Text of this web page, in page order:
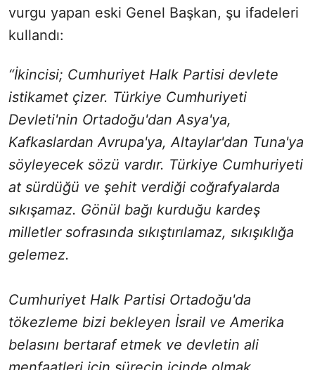
vurgu yapan eski Genel Başkan, şu ifadeleri
kullandı:
“İkincisi; Cumhuriyet Halk Partisi devlete
istikamet çizer. Türkiye Cumhuriyeti
Devleti'nin Ortadoğu'dan Asya'ya,
Kafkaslardan Avrupa'ya, Altaylar'dan Tuna'ya
söyleyecek sözü vardır. Türkiye Cumhuriyeti
at sürdüğü ve şehit verdiği coğrafyalarda
sıkışamaz. Gönül bağı kurduğu kardeş
milletler sofrasında sıkıştırılamaz, sıkışıklığa
gelemez.
Cumhuriyet Halk Partisi Ortadoğu'da
tökezleme bizi bekleyen İsrail ve Amerika
belasını bertaraf etmek ve devletin ali